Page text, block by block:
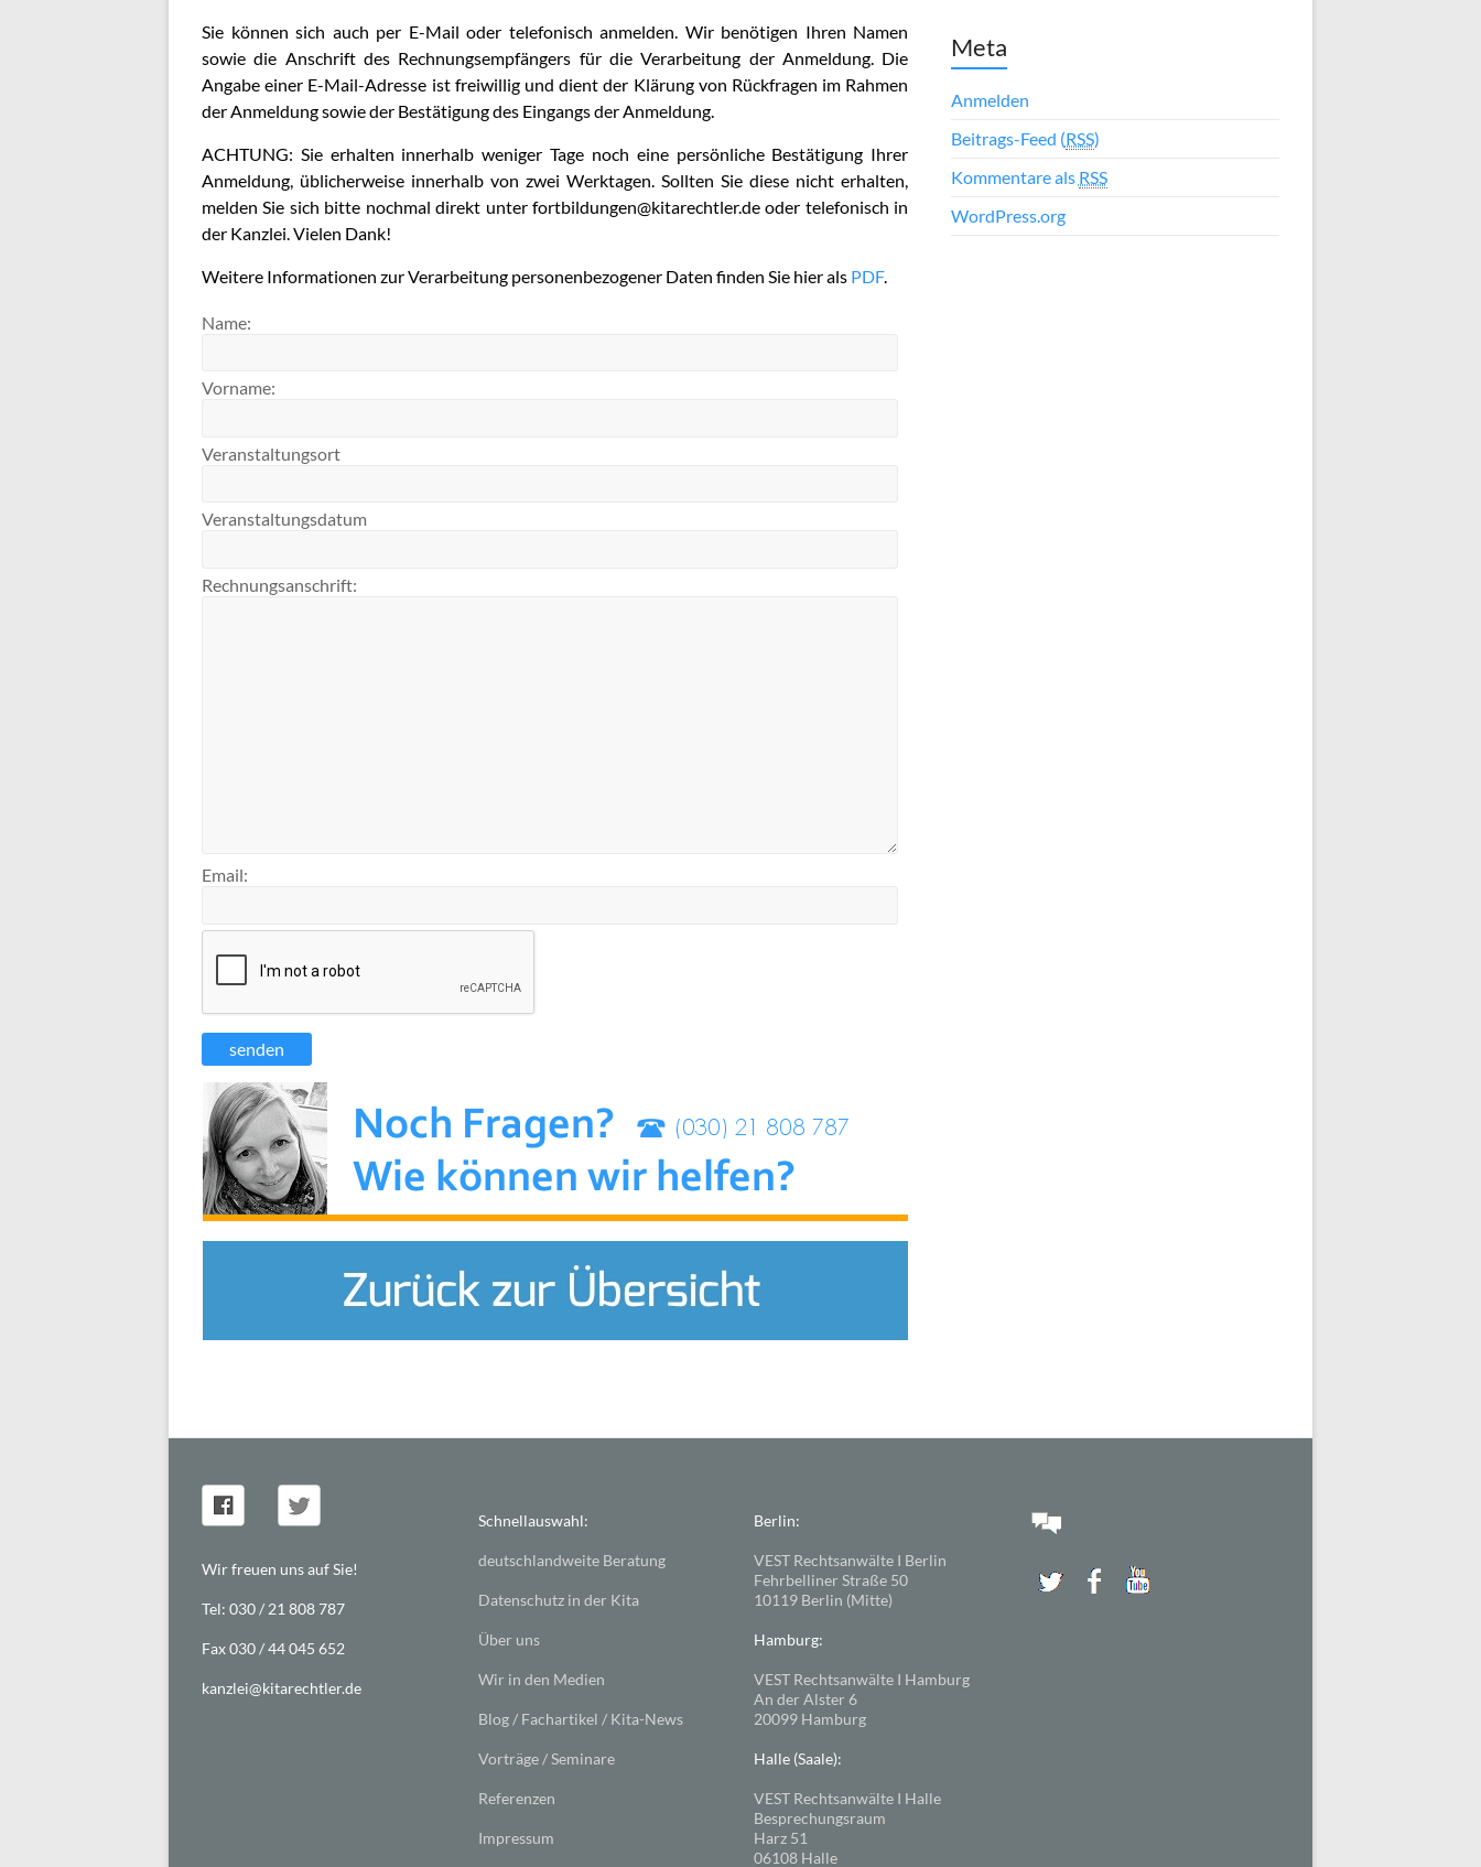
Sie können sich auch per E-Mail oder telefonisch anmelden. Wir benötigen Ihren Namen
sowie die Anschrift des Rechnungsempfängers für die Verarbeitung der Anmeldung. Die
Angabe einer E-Mail-Adresse ist freiwillig und dient der Klärung von Rückfragen im Rahmen
der Anmeldung sowie der Bestätigung des Eingangs der Anmeldung.
ACHTUNG: Sie erhalten innerhalb weniger Tage noch eine persönliche Bestätigung Ihrer
Anmeldung, üblicherweise innerhalb von zwei Werktagen. Sollten Sie diese nicht erhalten,
melden Sie sich bitte nochmal direkt unter fortbildungen@kitarechtler.de oder telefonisch in
der Kanzlei. Vielen Dank!
Weitere Informationen zur Verarbeitung personenbezogener Daten finden Sie hier als PDF.
Name:
Vorname:
Veranstaltungsort
Veranstaltungsdatum
Rechnungsanschrift:
Email:
Meta
Anmelden
Beitrags-Feed (RSS)
Kommentare als RSS
WordPress.org
Wir freuen uns auf Sie!
Tel: 030 / 21 808 787
Fax 030 / 44 045 652
kanzlei@kitarechtler.de
Schnellauswahl:
deutschlandweite Beratung
Datenschutz in der Kita
Über uns
Wir in den Medien
Blog / Fachartikel / Kita-News
Vorträge / Seminare
Referenzen
Impressum
Berlin:
VEST Rechtsanwälte I Berlin
Fehrbelliner Straße 50
10119 Berlin (Mitte)
Hamburg:
VEST Rechtsanwälte I Hamburg
An der Alster 6
20099 Hamburg
Halle (Saale):
VEST Rechtsanwälte I Halle
Besprechungsraum
Harz 51
06108 Halle